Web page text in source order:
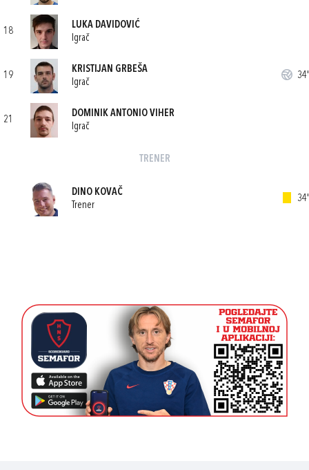
18
LUKA DAVIDOVIĆ
Igrač
19
KRISTIJAN GRBEŠA
Igrač
34'
21
DOMINIK ANTONIO VIHER
Igrač
TRENER
DINO KOVAČ
Trener
34'